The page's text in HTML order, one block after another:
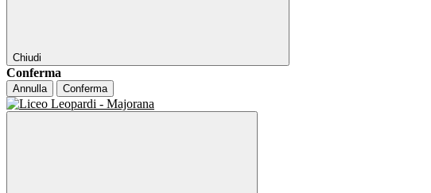
Chiudi
Conferma
Annulla Conferma